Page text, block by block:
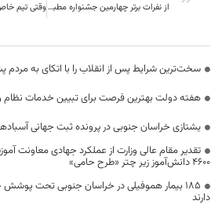
از نفرات برتر چهارمین جشنواره مطبوعات و خبرگزاری های استان تجلیل شد
سخت‌ترین شرایط پس از انقلاب را با اتکای به
هفته دولت بهترین فرصت برای تبیین خدمات
یشتازی خراسان جنوبی در پرونده ثبت جهانی
تقدیر مقام عالی وزارت از عملکرد جهادی معاونت
۴۶۰۰ دانش‌آموز زیر چتر «طرح حامی»
۱۸۵ بیمار هموفیلی در خراسان جنوبی تحت
دارند